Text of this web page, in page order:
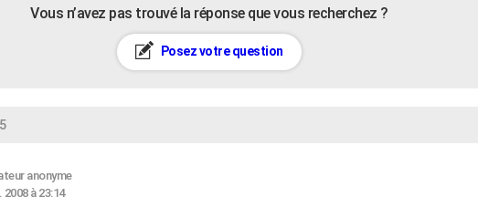
Vous n’avez pas trouvé la réponse que vous recherchez ?
Posez votre question
anonyme
à 23:14